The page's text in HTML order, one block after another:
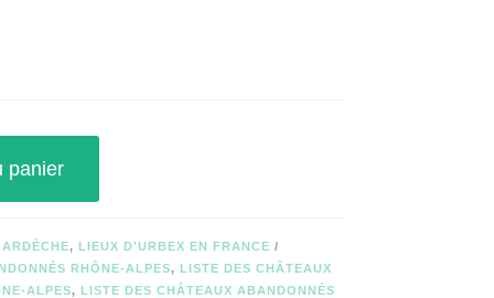
panier
, LIEUX D'URBEX EN FRANCE
RHÔNE-ALPES, LISTE DES CHÂTEAUX
ALPES, LISTE DES CHÂTEAUX ABANDONNÉS